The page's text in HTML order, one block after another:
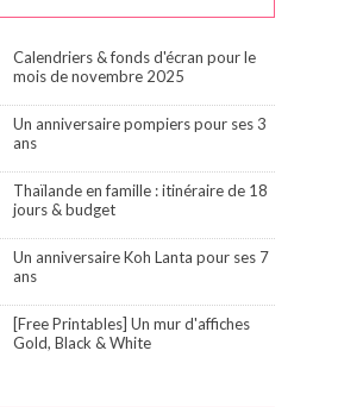
Calendriers & fonds d'écran pour le
mois de novembre 2025
Un anniversaire pompiers pour ses 3
ans
Thaïlande en famille : itinéraire de 18
jours & budget
Un anniversaire Koh Lanta pour ses 7
ans
[Free Printables] Un mur d'affiches
Gold, Black & White